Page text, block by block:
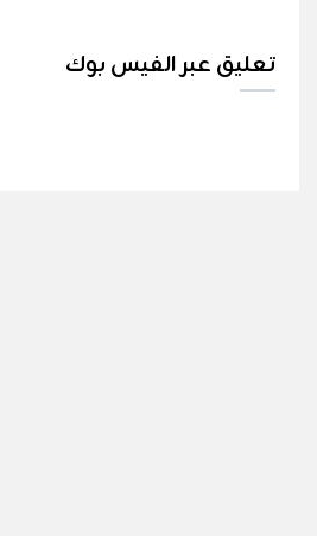
تعليق عبر الفيس بوك